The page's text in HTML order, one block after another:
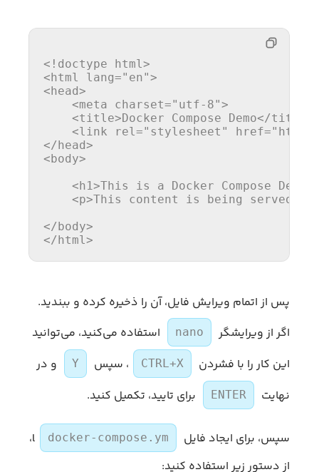
<!doctype html >
<html lang="en">
<head>
<meta charset="utf-8">
<title>Docker Compose Demo</title
<link rel ="stylesheet" href=
</head>
<body>
<h1 >This is a Docker Compose Demo
<p>This content is being served
</body>
</html >
پس از اتمام ویرایش فایل، آن را ذخیره کرده و ببندید.
اگر از ویرایشگر
nano
استفاده می‌کنید، می‌توانید
این کار را با فشردن
CTRL+X ، سپس Y
و در
نهایت
ENTER برای تایید، تکمیل کنید.
سپس، برای ایجاد فایل docker-compose.ym
l،
از دستور زیر استفاده کنید: